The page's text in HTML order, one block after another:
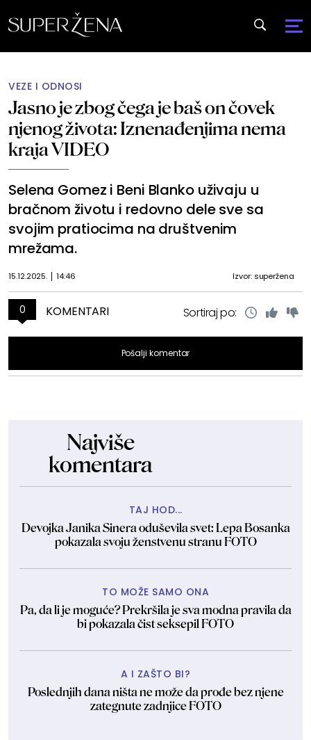
VEZE I ODNOSI
Jasno je zbog čega je baš on čovek
njenog života: Iznenađenjima nema
kraja VIDEO
Selena Gomez i Beni Blanko uživaju u
bračnom životu i redovno dele sve sa
svojim pratiocima na društvenim
mrežama.
15.12.2025. 14:46 Izvor: superžena
0 KOMENTARI Sortiraj po:
Pošalji komentar
Najviše
komentara
TAJ HOD...
Devojka Janika Sinera oduševila svet: Lepa Bosanka
pokazala svoju ženstvenu stranu FOTO
TO MOŽE SAMO ONA
Pa, da li je moguće? Prekršila je sva modna pravila da
bi pokazala čist seksepil FOTO
A I ZAŠTO BI?
Poslednjih dana ništa ne može da prođe bez njene
zategnute zadnjice FOTO